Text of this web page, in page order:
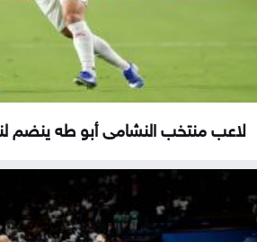
لاعب منتخب النشامى أبو طه ينضم